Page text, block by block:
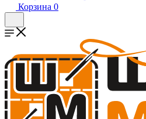
Корзина 0